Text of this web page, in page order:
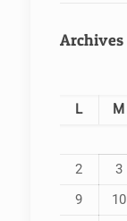
Archives
L M
2
3
9
10